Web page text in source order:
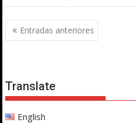
Navegación
de
Entradas anteriores
Translate
English